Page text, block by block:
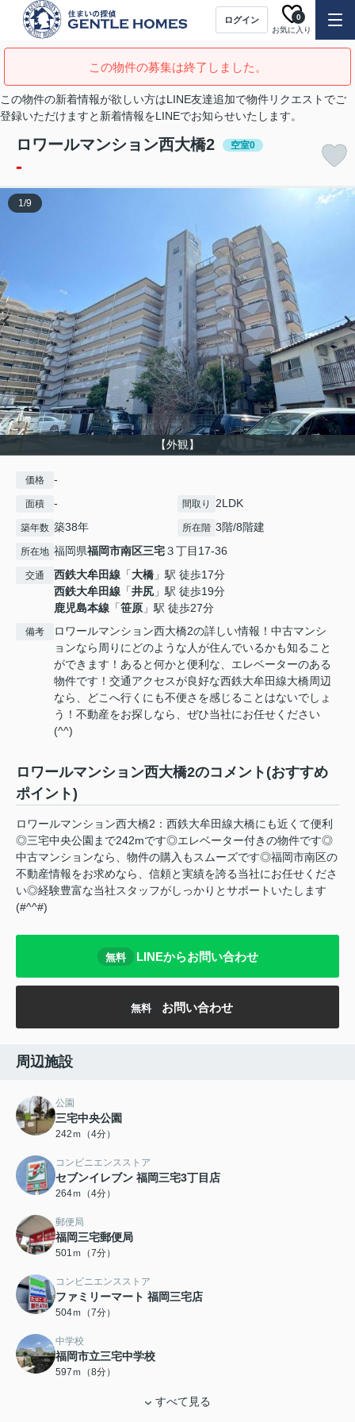
ログイン
お気に入り
0
この物件の募集は終了しました。
この物件の新着情報が欲しい方はLINE友達追加で物件リクエストでご
登録いただけますと新着情報をLINEでお知らせいたします。
ロワールマンション西大橋2 空室0
-
【外観】
1/9
価格 -
面積 - 間取り 2LDK
築年数 築38年 所在階 3階/8階建
所在地 福岡県福岡市南区三宅３丁目17-36
交通 西鉄大牟田線 「大橋 」駅 徒歩17分
西鉄大牟田線 「井尻 」駅 徒歩19分
鹿児島本線 「笹原 」駅 徒歩27分
備考
ロワールマンション西大橋2の詳しい情報！中古マンシ
ョンなら周りにどのような人が住んでいるかも知ること
ができます！あると何かと便利な、エレベーターのある
物件です！交通アクセスが良好な西鉄大牟田線大橋周辺
なら、どこへ行くにも不便さを感じることはないでしょ
う！不動産をお探しなら、ぜひ当社にお任せください
(^^)
ロワールマンション西大橋2のコメント(おすすめ
ポイント)
ロワールマンション西大橋2：西鉄大牟田線大橋にも近くて便利
◎三宅中央公園まで242mです◎エレベーター付きの物件です◎
中古マンションなら、物件の購入もスムーズです◎福岡市南区の
不動産情報をお求めなら、信頼と実績を誇る当社にお任せくださ
い◎経験豊富な当社スタッフがしっかりとサポートいたします
(#^^#)
無料 LINEからお問い合わせ
無料 お問い合わせ
周辺施設
公園
三宅中央公園
242ｍ（4分）
コンビニエンスストア
セブンイレブン 福岡三宅3丁目店
264ｍ（4分）
郵便局
福岡三宅郵便局
501ｍ（7分）
コンビニエンスストア
ファミリーマート 福岡三宅店
504ｍ（7分）
中学校
福岡市立三宅中学校
597ｍ（8分）
すべて見る